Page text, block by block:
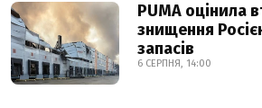
PUMA оцінила
знищення
запасів
6 СЕРПНЯ, 14:00